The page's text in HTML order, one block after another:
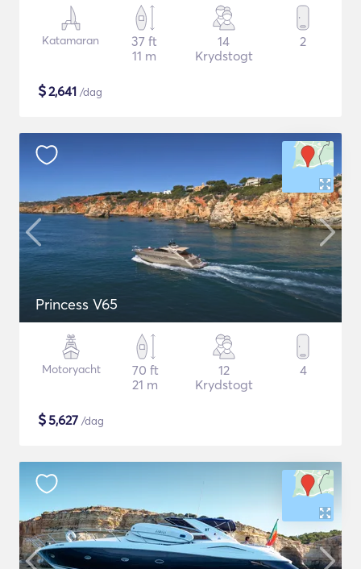
Katamaran
37 ft
11 m
14
Krydstogt
2
$2,641 /dag
Princess V65
Motoryacht
70 ft
21 m
12
Krydstogt
4
$5,627 /dag